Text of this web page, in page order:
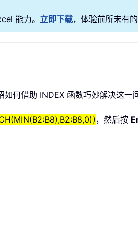
能力。 立即下载，体验前所未有的
何借助 INDEX 函数巧妙解决这一问
，然后按